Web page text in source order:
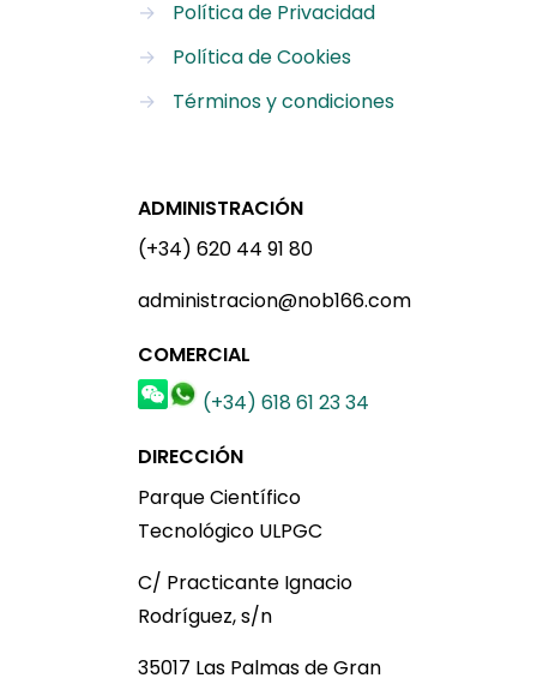
→
Política de Privacidad
→
Política de Cookies
→
Términos y condiciones
ADMINISTRACIÓN
(+34) 620 44 91 80
administracion@nob166.com
COMERCIAL
(+34) 618 61 23 34
DIRECCIÓN
Parque Científico
Tecnológico ULPGC
C/ Practicante Ignacio
Rodríguez, s/n
35017 Las Palmas de Gran